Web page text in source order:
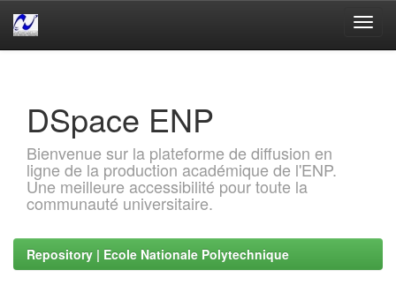
DSpace ENP
Bienvenue sur la plateforme de diffusion en
ligne de la production académique de l'ENP.
Une meilleure accessibilité pour toute la
communauté universitaire.
Repository | Ecole Nationale Polytechnique